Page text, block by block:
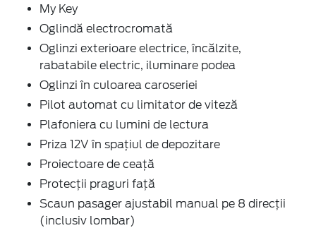
My Key
Oglindă electrocromată
Oglinzi exterioare electrice, încălzite,
rabatabile electric, iluminare podea
Oglinzi în culoarea caroseriei
Pilot automat cu limitator de viteză
Plafoniera cu lumini de lectura
Priza 12V în spaţiul de depozitare
Proiectoare de ceaţă
Protecţii praguri faţă
Scaun pasager ajustabil manual pe 8 direcţii
(inclusiv lombar)